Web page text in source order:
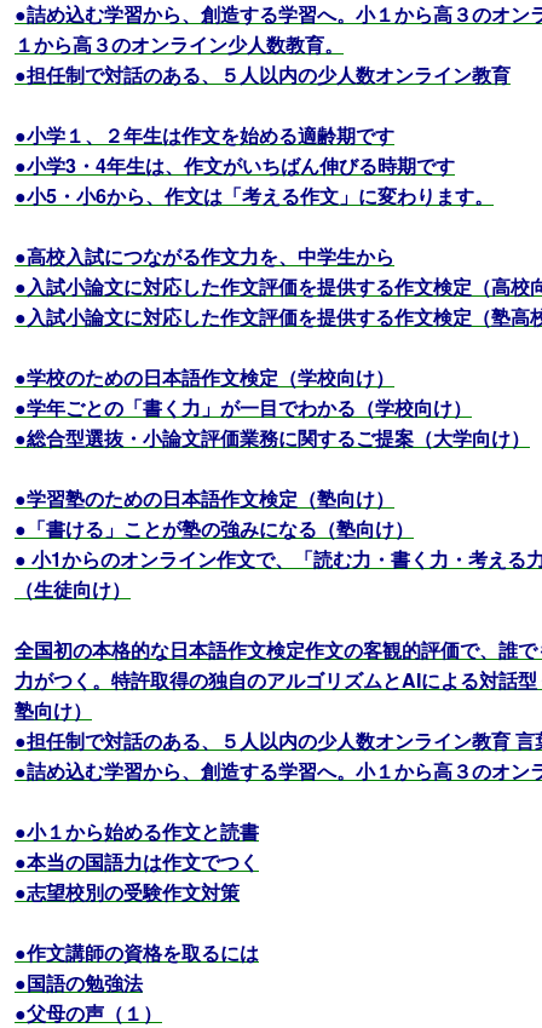
●詰め込む学習から、創造する学習へ。小１から高３のオン
１から高３のオンライン少人数教育。
●担任制で対話のある、５人以内の少人数オンライン教育
●小学１、２年生は作文を始める適齢期です
●小学3・4年生は、作文がいちばん伸びる時期です
●小5・小6から、作文は「考える作文」に変わります。
●高校入試につながる作文力を、中学生から
●入試小論文に対応した作文評価を提供する作文検定（高校
●入試小論文に対応した作文評価を提供する作文検定（塾高
●学校のための日本語作文検定（学校向け）
●学年ごとの「書く力」が一目でわかる（学校向け）
●総合型選抜・小論文評価業務に関するご提案（大学向け）
●学習塾のための日本語作文検定（塾向け）
●「書ける」ことが塾の強みになる（塾向け）
● 小1からのオンライン作文で、「読む力・書く力・考える
（生徒向け）
全国初の本格的な日本語作文検定作文の客観的評価で、誰
力がつく。特許取得の独自のアルゴリズムとAIによる対話
塾向け）
●担任制で対話のある、５人以内の少人数オンライン教育 言
●詰め込む学習から、創造する学習へ。小１から高３のオン
●小１から始める作文と読書
●本当の国語力は作文でつく
●志望校別の受験作文対策
●作文講師の資格を取るには
●国語の勉強法
●父母の声（１）